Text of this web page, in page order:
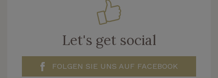
Let's get social
FOLGEN SIE UNS AUF FACEBOOK